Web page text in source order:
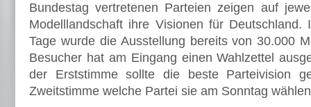
Bundestag vertretenen Parteien zeigen auf
Modelllandschaft ihre Visionen für Deutschland.
Tage wurde die Ausstellung bereits von 30.000
Besucher hat am Eingang einen Wahlzettel
der Erststimme sollte die beste Parteivision
Zweitstimme welche Partei sie am Sonntag